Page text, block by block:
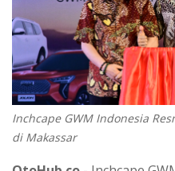
Inchcape GWM Indonesia
di Makassar